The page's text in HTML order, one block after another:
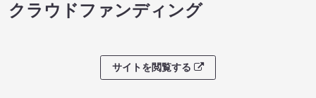
クラウドファンディング
サイトを閲覧する